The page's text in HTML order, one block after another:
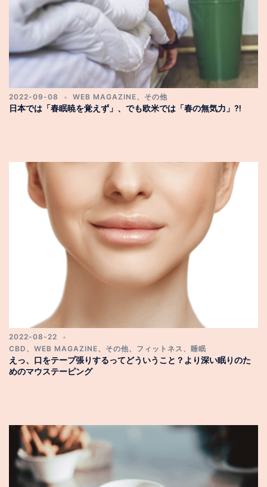
2022-09-08 WEB MAGAZINE、 その他
日本では「春眠暁を覚えず」、でも欧米では「春の無気力」⁈
2022-08-22
CBD 、 WEB MAGAZINE、 その他、 フィットネス 、 睡眠
えっ、口をテープ張りするってどういうこと？より深い眠りのた
めのマウステーピング